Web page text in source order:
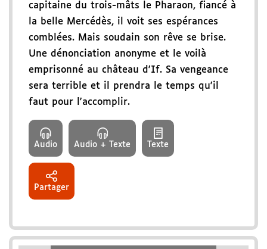
capitaine du trois-mâts le Pharaon, fiancé à
la belle Mercédès, il voit ses espérances
comblées. Mais soudain son rêve se brise.
Une dénonciation anonyme et le voilà
emprisonné au château d'If. Sa vengeance
sera terrible et il prendra le temps qu'il
faut pour l'accomplir.
Audio Audio + Texte Texte
Partager